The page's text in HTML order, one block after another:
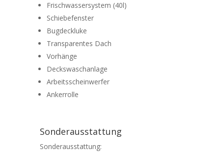
Frischwassersystem (40l)
Schiebefenster
Bugdeckluke
Transparentes Dach
Vorhänge
Deckswaschanlage
Arbeitsscheinwerfer
Ankerrolle
Sonderausstattung
Sonderausstattung: